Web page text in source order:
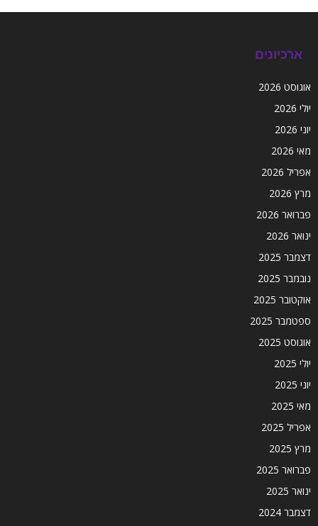
ארכיונים
אוגוסט 2026
יולי 2026
יוני 2026
מאי 2026
אפריל 2026
מרץ 2026
פברואר 2026
ינואר 2026
דצמבר 2025
נובמבר 2025
אוקטובר 2025
ספטמבר 2025
אוגוסט 2025
יולי 2025
יוני 2025
מאי 2025
אפריל 2025
מרץ 2025
פברואר 2025
ינואר 2025
דצמבר 2024